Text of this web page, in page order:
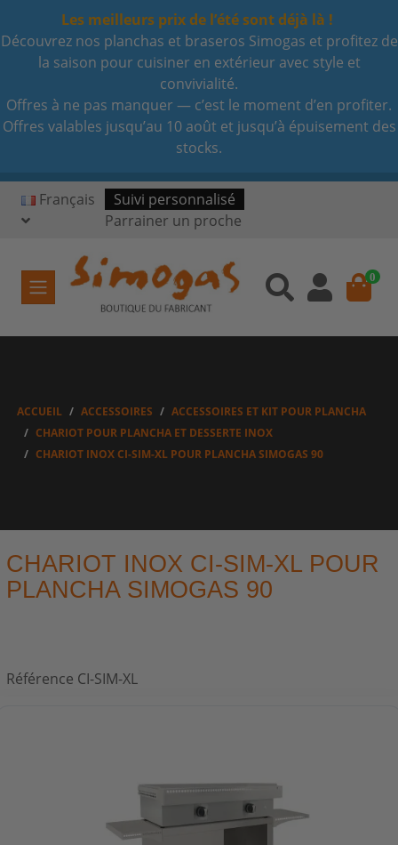
Les meilleurs prix de l’été sont déjà là !
Découvrez nos planchas et braseros Simogas et profitez de
la saison pour cuisiner en extérieur avec style et
convivialité.
Offres à ne pas manquer — c’est le moment d’en profiter.
Offres valables jusqu’au 10 août et jusqu’à épuisement des
stocks.
Français
Suivi personnalisé
Parrainer un proche
0
ACCUEIL ACCESSOIRES
ACCESSOIRES ET KIT POUR PLANCHA
CHARIOT POUR PLANCHA ET DESSERTE INOX
CHARIOT INOX CI-SIM-XL POUR PLANCHA SIMOGAS 90
CHARIOT INOX CI-SIM-XL POUR
PLANCHA SIMOGAS 90
Référence CI-SIM-XL